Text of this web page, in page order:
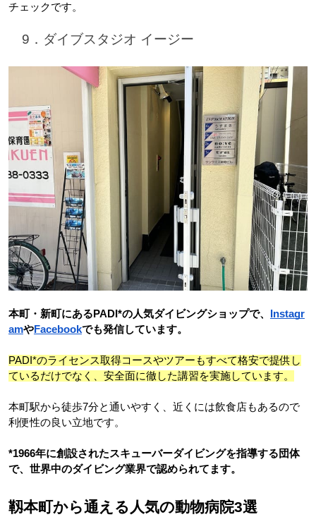
チェックです。
9．ダイブスタジオ イージー
本町・新町にあるPADI*の人気ダイビングショップで、
Instagr
amやFacebookでも発信しています。
PADI*のライセンス取得コースやツアーもすべて格安で提供し
ているだけでなく、安全面に徹した講習を実施しています。
本町駅から徒歩7分と通いやすく、近くには飲食店もあるので
利便性の良い立地です。
*1966年に創設されたスキューバーダイビングを指導する団体
で、世界中のダイビング業界で認められてます。
靱本町から通える人気の動物病院3選